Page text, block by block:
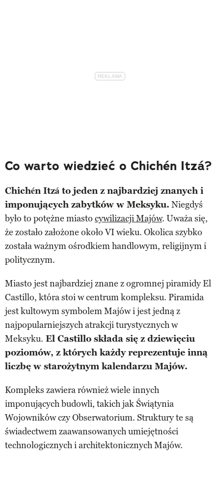
Co warto wiedzieć o Chichén Itzá?
Chichén Itzá to jeden z najbardziej znanych i
imponujących zabytków w Meksyku. Niegdyś
było to potężne miasto cywilizacji Majów. Uważa się,
że zostało założone około VI wieku. Okolica szybko
została ważnym ośrodkiem handlowym, religijnym i
politycznym.
Miasto jest najbardziej znane z ogromnej piramidy El
Castillo, która stoi w centrum kompleksu. Piramida
jest kultowym symbolem Majów i jest jedną z
najpopularniejszych atrakcji turystycznych w
Meksyku. El Castillo składa się z dziewięciu
poziomów, z których każdy reprezentuje inną
liczbę w starożytnym kalendarzu Majów.
Kompleks zawiera również wiele innych
imponujących budowli, takich jak Świątynia
Wojowników czy Obserwatorium. Struktury te są
świadectwem zaawansowanych umiejętności
technologicznych i architektonicznych Majów.